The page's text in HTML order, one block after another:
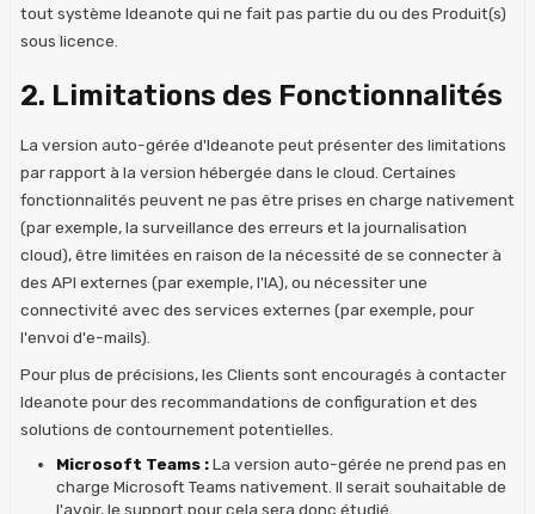
tout système Ideanote qui ne fait pas partie du ou des Produit(s)
sous licence.
2. Limitations des Fonctionnalités
La version auto-gérée d'Ideanote peut présenter des limitations
par rapport à la version hébergée dans le cloud. Certaines
fonctionnalités peuvent ne pas être prises en charge nativement
(par exemple, la surveillance des erreurs et la journalisation
cloud), être limitées en raison de la nécessité de se connecter à
des API externes (par exemple, l'IA), ou nécessiter une
connectivité avec des services externes (par exemple, pour
l'envoi d'e-mails).
Pour plus de précisions, les Clients sont encouragés à contacter
Ideanote pour des recommandations de configuration et des
solutions de contournement potentielles.
Microsoft Teams :La version auto-gérée ne prend pas en
charge Microsoft Teams nativement. Il serait souhaitable de
l'avoir, le support pour cela sera donc étudié.